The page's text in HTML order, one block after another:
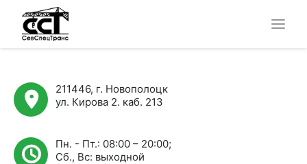
211446, г. Новополоцк
ул. Кирова 2. каб. 213
Пн. - Пт.: 08:00 – 20:00;
Сб., Вс: выходной